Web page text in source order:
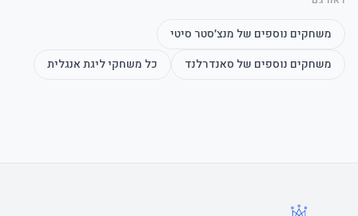
משחקים נוספים של מנצ׳סטר סיטי
משחקים נוספים של סאנדרלנד כל משחקיליגת אנגלית